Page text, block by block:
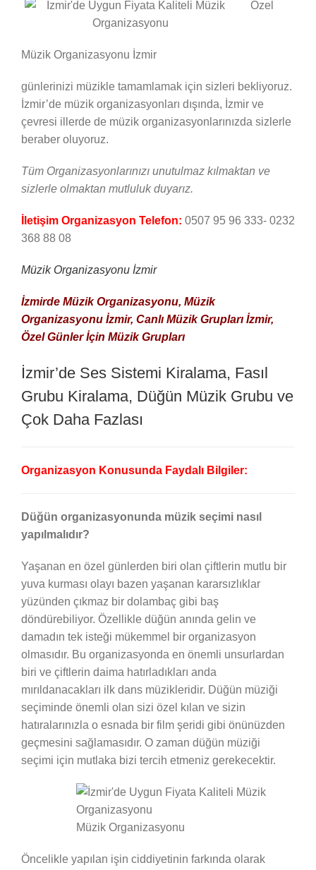
Müzik Organizasyonu İzmir
Özel
günlerinizi müzikle tamamlamak için sizleri bekliyoruz.
İzmir’de müzik organizasyonları dışında, İzmir ve
çevresi illerde de müzik organizasyonlarınızda sizlerle
beraber oluyoruz.
Tüm Organizasyonlarınızı unutulmaz kılmaktan ve
sizlerle olmaktan mutlulukduyarız.
İletişim Organizasyon Telefon: 0507 95 96 333- 0232
368 88 08
Müzik Organizasyonu İzmir
İzmirde Müzik Organizasyonu, Müzik
Organizasyonu İzmir, Canlı Müzik Grupları İzmir,
Özel Günler İçin Müzik Grupları
İzmir’de Ses Sistemi Kiralama, Fasıl
Grubu Kiralama, Düğün Müzik Grubu ve
Çok Daha Fazlası
Organizasyon Konusunda Faydalı Bilgiler:
Düğün organizasyonunda müzik seçimi nasıl
yapılmalıdır?
Yaşanan en özel günlerden biri olan çiftlerin mutlu bir
yuva kurması olayı bazen yaşanan kararsızlıklar
yüzünden çıkmaz bir dolambaç gibi baş
döndürebiliyor. Özellikle düğün anında gelin ve
damadın tek isteği mükemmel bir organizasyon
olmasıdır. Bu organizasyonda en önemli unsurlardan
biri ve çiftlerin daima hatırladıkları anda
mırıldanacakları ilk dans müzikleridir. Düğün müziği
seçiminde önemli olan sizi özel kılan ve sizin
hatıralarınızla o esnada bir film şeridi gibi önünüzden
geçmesini sağlamasıdır. O zaman düğün müziği
seçimi için mutlaka bizi tercih etmeniz gerekecektir.
Müzik Organizasyonu
Öncelikle yapılan işin ciddiyetinin farkında olarak